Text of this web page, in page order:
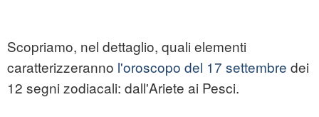
Scopriamo, nel dettaglio, quali elementi
caratterizzeranno l'oroscopo del 17 settembre dei
12 segni zodiacali: dall'Ariete ai Pesci.